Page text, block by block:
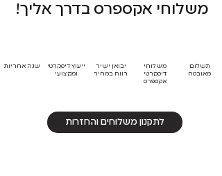
משלוחי אקספרס בדרך אליך!
תשלום
מאובטח
משלוחי
דיסקרטי
אקספרס
יבואן ישיר
רווח במחיר
ייעוץ דיסקרטי
ומקצועי
שנה אחריות
לתקנון משלוחים והחזרות